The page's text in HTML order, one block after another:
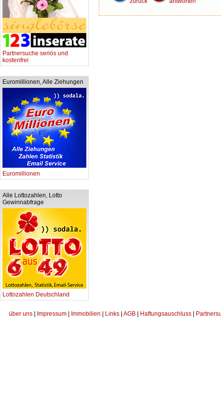
Partnersuche seriös und
kostenfrei
Euromillionen, Alle Ziehungen
Euromillionen
Alle Lottozahlen, Lotto
Gewinnabfrage
Lottozahlen Deutschland
über uns Impressum Immobilien Links AGB Haftungsauschluss